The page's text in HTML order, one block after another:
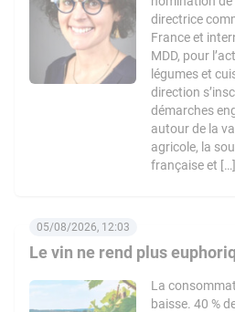
directrice
France et
MDD, pour
légumes et
direction
démarches
autour de la
agricole, la
française et […]
Le vin ne rend plus
05/08/2026, 12:03
La
baisse. 40 %